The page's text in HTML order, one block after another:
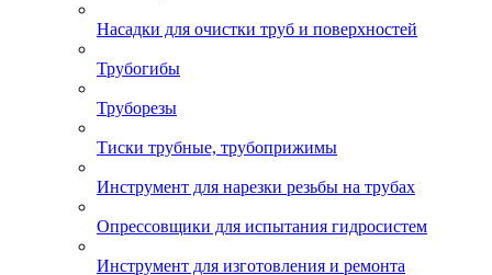
Насадки для очистки труб и поверхностей
Трубогибы
Труборезы
Тиски трубные, трубоприжимы
Инструмент для нарезки резьбы на трубах
Опрессовщики для испытания гидросистем
Инструмент для изготовления и ремонта